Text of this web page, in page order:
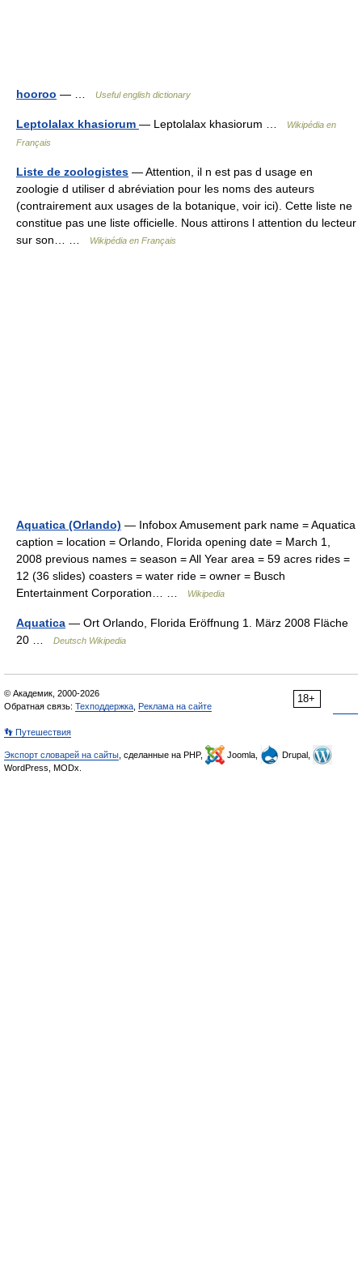
hooroo — … Useful english dictionary
Leptolalax khasiorum — Leptolalax khasiorum …
Wikipédia en
Français
Liste de zoologistes — Attention, il n est pas d usage en
zoologie d utiliser d abréviation pour les noms des auteurs
(contrairement aux usages de la botanique, voir ici). Cette liste ne
constitue pas une liste officielle. Nous attirons l attention du lecteur
sur son… …
Wikipédia en Français
Aquatica (Orlando) — Infobox Amusement park name = Aquatica
caption = location = Orlando, Florida opening date = March 1,
2008 previous names = season = All Year area = 59 acres rides =
12 (36 slides) coasters = water ride = owner = Busch
Entertainment Corporation… …
Wikipedia
Aquatica — Ort Orlando, Florida Eröffnung 1. März 2008 Fläche
20 …
Deutsch Wikipedia
18+
© Академик, 2000-2026
Обратная связь: Техподдержка Реклама на сайте
👣 Путешествия
Экспорт словарей на сайты , сделанные на PHP, Joomla,
Drupal,
WordPress, MODx.